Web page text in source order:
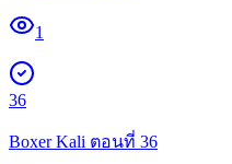
1
36
Boxer Kali ตอนที่ 36